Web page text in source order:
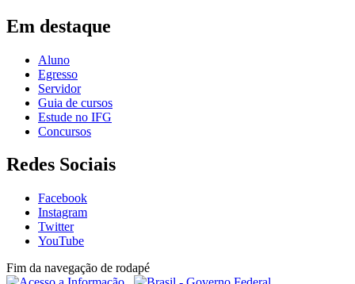
Em destaque
Aluno
Egresso
Servidor
Guia de cursos
Estude no IFG
Concursos
Redes Sociais
Facebook
Instagram
Twitter
YouTube
Fim da navegação de rodapé